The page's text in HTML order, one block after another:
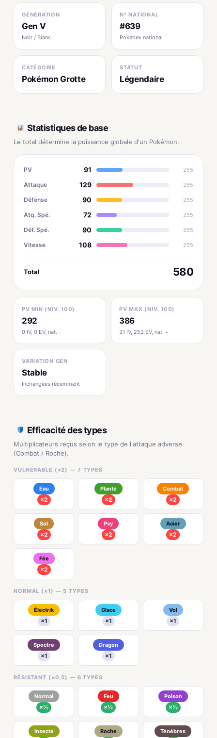
GÉNÉRATION
Gen V
Noir / Blanc
N° NATIONAL
#639
Pokédex national
CATÉGORIE
Pokémon Grotte
STATUT
Légendaire
Statistiques de base
Le total détermine la puissance globale d'un Pokémon.
PV 91 255
Attaque 129 255
Défense 90 255
Atq. Spé. 72 255
Déf. Spé. 90 255
Vitesse 108 255
Total 580
PV MIN (NIV. 100)
292
0 IV, 0 EV, nat. -
PV MAX (NIV. 100)
386
31 IV, 252 EV, nat. +
VARIATION GEN
Stable
Inchangées récemment
Efficacité des types
Multiplicateurs reçus selon le type de l'attaque adverse
(Combat / Roche).
VULNÉRABLE (×2) — 7 TYPES
Eau
×2
Plante
×2
Combat
×2
Sol
×2
Psy
×2
Acier
×2
Fée
×2
NORMAL (×1) — 5 TYPES
Électrik
×1
Glace
×1
Vol
×1
Spectre
×1
Dragon
×1
RÉSISTANT (×0,5) — 6 TYPES
Normal
×½
Feu
×½
Poison
×½
Insecte Roche Ténèbres